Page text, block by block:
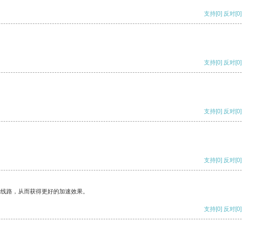
支持[0] 反对[0]
支持[0] 反对[0]
支持[0] 反对[0]
支持[0] 反对[0]
路，从而获得更好的加速效果。
支持[0] 反对[0]